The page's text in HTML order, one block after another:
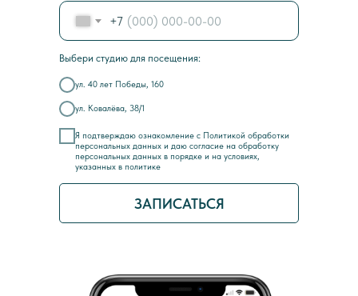
+7
Выбери студию для посещения:
ул. 40 лет Победы, 160
ул. Ковалёва, 38/1
Я подтверждаю ознакомление с Политикой обработки
персональных данных и даю согласие на обработку
персональных данных в порядке и на условиях,
указанных в политике
ЗАПИСАТЬСЯ